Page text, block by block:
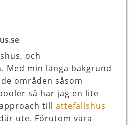
och
Med min långa bakgrund
områden såsom
så har jag en lite
till attefallshus
ute. Förutom våra